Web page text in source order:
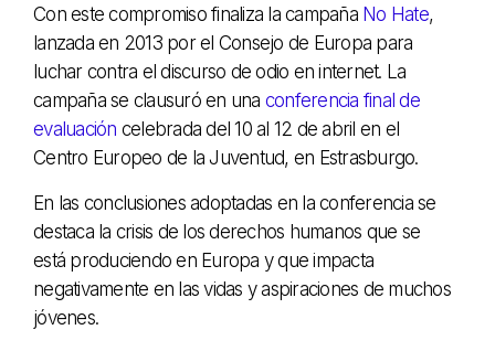
Con este compromiso finaliza la campaña No Hate,
lanzada en 2013 por el Consejo de Europa para
luchar contra el discurso de odio en internet. La
campaña se clausuró en una conferencia final de
evaluación celebrada del 10 al 12 de abril en el
Centro Europeo de la Juventud, en Estrasburgo.
En las conclusiones adoptadas en la conferencia se
destaca la crisis de los derechos humanos que se
está produciendo en Europa y que impacta
negativamente en las vidas y aspiraciones de muchos
jóvenes.